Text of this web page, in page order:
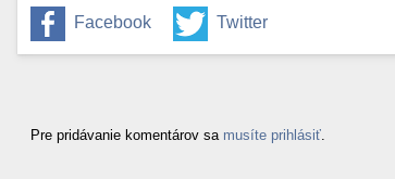
Facebook Twitter
Pre pridávanie komentárov sa musíte prihlásiť